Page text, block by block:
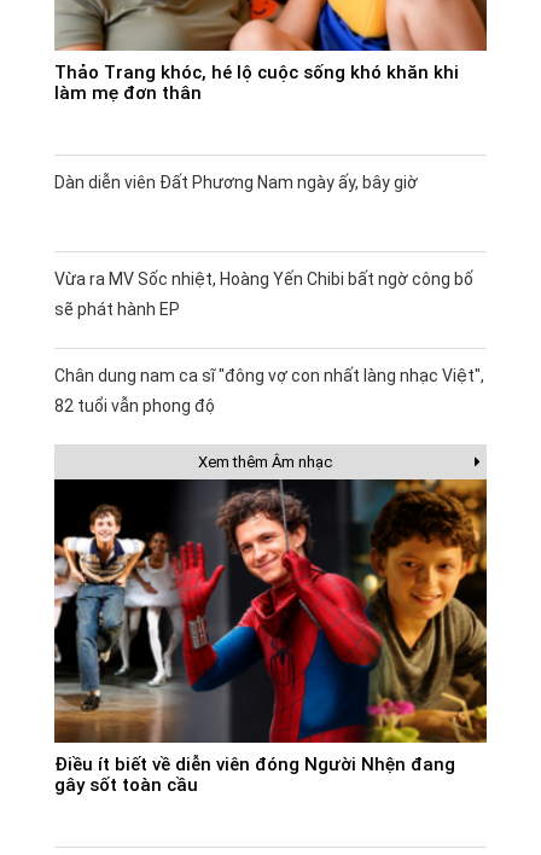
Thảo Trang khóc, hé lộ cuộc sống khó khăn khi
làm mẹ đơn thân
Dàn diễn viên Đất Phương Nam ngày ấy, bây giờ
Vừa ra MV Sốc nhiệt, Hoàng Yến Chibi bất ngờ công bố
sẽ phát hành EP
Chân dung nam ca sĩ "đông vợ con nhất làng nhạc Việt",
82 tuổi vẫn phong độ
Xem thêm Âm nhạc
Điều ít biết về diễn viên đóng Người Nhện đang
gây sốt toàn cầu